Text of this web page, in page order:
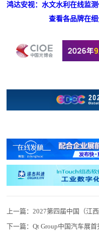
鸿达安视：水文水利在线监
查看各品牌在
上一篇：2027第四届中国（江
下一篇：Qt Group中国汽车展